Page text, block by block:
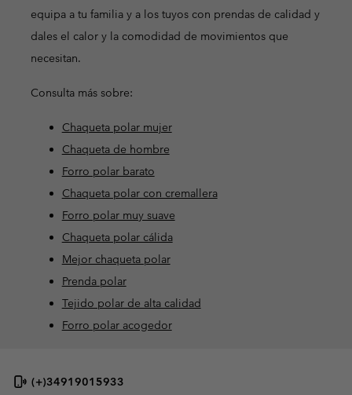
equipa a tu familia y a los tuyos con prendas de calidad y
dales el calor y la comodidad de movimientos que
necesitan.
Consulta más sobre:
Chaqueta polar mujer
Chaqueta de hombre
Forro polar barato
Chaqueta polar con cremallera
Forro polar muy suave
Chaqueta polar cálida
Mejor chaqueta polar
Prenda polar
Tejido polar de alta calidad
Forro polar acogedor
(+)34919015933